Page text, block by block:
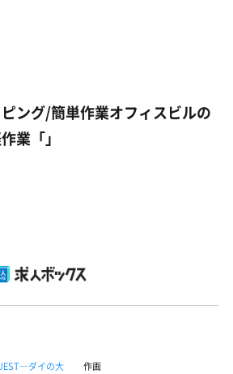
ング/簡単作業オフィスビルの
業「」
ダイの大
作画